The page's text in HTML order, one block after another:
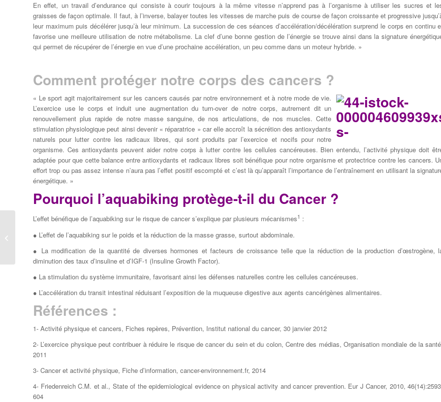
En effet, un travail d’endurance qui consiste à courir toujours à la même vitesse n’apprend pas à l’organisme à utiliser les sucres et
graisses de façon optimale. Il faut, à l’inverse, balayer toutes les vitesses de marche puis de course de façon croissante et progressive
leur maximum puis décélérer jusqu’à leur minimum. La succession de ces séances d’accélération/décélération surprend le corps en continu
favorise une meilleure utilisation de notre métabolisme. La clef d’une bonne gestion de l’énergie se trouve ainsi dans la signature
qui permet de récupérer de l’énergie en vue d’une prochaine accélération, un peu comme dans un moteur hybride. »
Comment protéger notre corps des cancers ?
« Le sport agit majoritairement sur les cancers causés par notre environnement et à notre mode de vie.
L’exercice use le corps et induit une augmentation du turn-over de notre corps, autrement dit un
renouvellement plus rapide de notre masse sanguine, de nos articulations, de nos muscles. Cette
stimulation physiologique peut ainsi devenir « réparatrice » car elle accroît la sécrétion des antioxydants
naturels pour lutter contre les radicaux libres, qui sont produits par l’exercice et nocifs pour notre
organisme. Ces antioxydants peuvent aider notre corps à lutter contre les cellules cancéreuses. Bien entendu, l’activité physique doit
adaptée pour que cette balance entre antioxydants et radicaux libres soit bénéfique pour notre organisme et protectrice contre les cancers.
effort trop ou pas assez intense n’aura pas l’effet positif escompté et c’est là qu’apparaît l’importance de l’entraînement en utilisant la
énergétique. »
Pourquoi l’aquabiking protège-t-il du Cancer ?
L’effet bénéfique de l’aquabiking sur le risque de cancer s’explique par plusieurs mécanismes1 :
● L’effet de l’aquabiking sur le poids et la réduction de la masse grasse, surtout abdominale.
● La modification de la quantité de diverses hormones et facteurs de croissance telle que la réduction de la production d’œstrogène,
diminution des taux d’insuline et d’IGF-1 (Insuline Growth Factor).
● La stimulation du système immunitaire, favorisant ainsi les défenses naturelles contre les cellules cancéreuses.
● L’accélération du transit intestinal réduisant l’exposition de la muqueuse digestive aux agents cancérigènes alimentaires.
Références :
1- Activité physique et cancers, Fiches repères, Prévention, Institut national du cancer, 30 janvier 2012
2- L’exercice physique peut contribuer à réduire le risque de cancer du sein et du colon, Centre des médias, Organisation mondiale de la
2011
3- Cancer et activité physique, Fiche d’information, cancer-environnement.fr, 2014
4- Friedenreich C.M. et al., State of the epidemiological evidence on physical activity and cancer prevention. Eur J Cancer, 2010,
604
L’essentiel de l’aquabiking lutte contre